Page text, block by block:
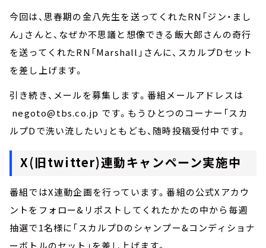
今回は、思春期の金八先生を送ってくれたRN「ジン・まし
ん」さんと、なぜか不思議と想像できる飯大郎さんの奇行
を送ってくれたRN「Marshall」さんに、スカルプDセット
を差し上げます。
引き続き、メールを募集します。番組メールアドレスは
negoto@tbs.co.jp です。もうひとつのコーナー「スカ
ルプDで洗い流したい」ともども、随時投稿受付中です。
X(旧twitter)連動キャンペーン実施中
番組ではX連動企画を行っています。番組の公式Xアカウ
ントをフォロー&リポストしてくれたかたの中から毎週
抽選で1名様に「スカルプDのシャンプー&コンディショナ
ーボトルのセット」を差し上げます。